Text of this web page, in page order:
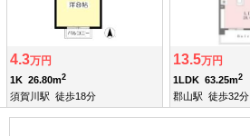
4.3万円
1K 26.80m2
須賀川駅 徒歩18分
13.5万円
1LDK 63.25m2
郡山駅 徒歩32分